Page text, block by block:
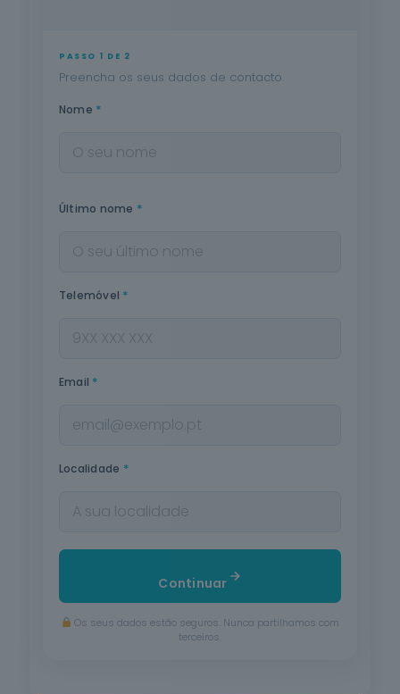
PASSO 1 DE 2
Preencha os seus dados de contacto.
Nome *
Último nome *
Telemóvel *
Email *
Localidade *
Continuar
Os seus dados estão seguros. Nunca partilhamos com
terceiros.